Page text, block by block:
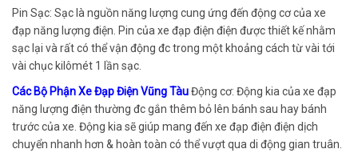
Pin Sạc: Sạc là nguồn năng lượng cung ứng đến động cơ của xe
đạp năng lượng điện. Pin của xe đạp điện điện được thiết kế nhằm
sạc lại và rất có thể vận động đc trong một khoảng cách từ vài tới
vài chục kilômét 1 lần sạc.
Các Bộ Phận Xe Đạp Điện Vũng TàuĐộng cơ: Động kia của xe đạp
năng lượng điện thường đc gắn thêm bỏ lên bánh sau hay bánh
trước của xe. Động kia sẽ giúp mang đến xe đạp điện điện dịch
chuyển nhanh hơn & hoàn toàn có thể vượt qua di động gian truân.